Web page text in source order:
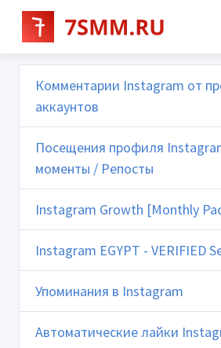
Комментарии Instagram от
аккаунтов
Посещения профиля
моменты / Репосты
Instagram Growth [Monthly
Instagram EGYPT - VERIFIED
Упоминания в Instagram
Автоматические лайки